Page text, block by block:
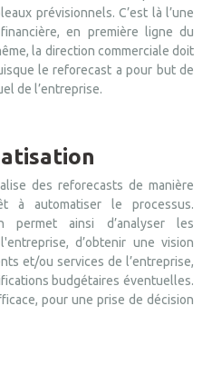
prévisionnels. C’est là l’une
en première ligne du
la direction commerciale doit
le reforecast a pour but de
de l’entreprise.
des reforecasts de manière
à automatiser le processus.
permet ainsi d’analyser les
d’obtenir une vision
et/ou services de l’entreprise,
budgétaires éventuelles.
pour une prise de décision